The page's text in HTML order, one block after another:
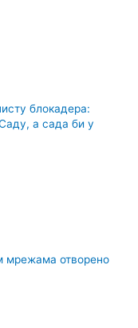
блокадера:
а сада би у
мрежама отворено